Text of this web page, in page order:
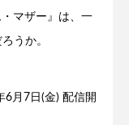
マザー』は、一
うか。
6月7日(金) 配信開